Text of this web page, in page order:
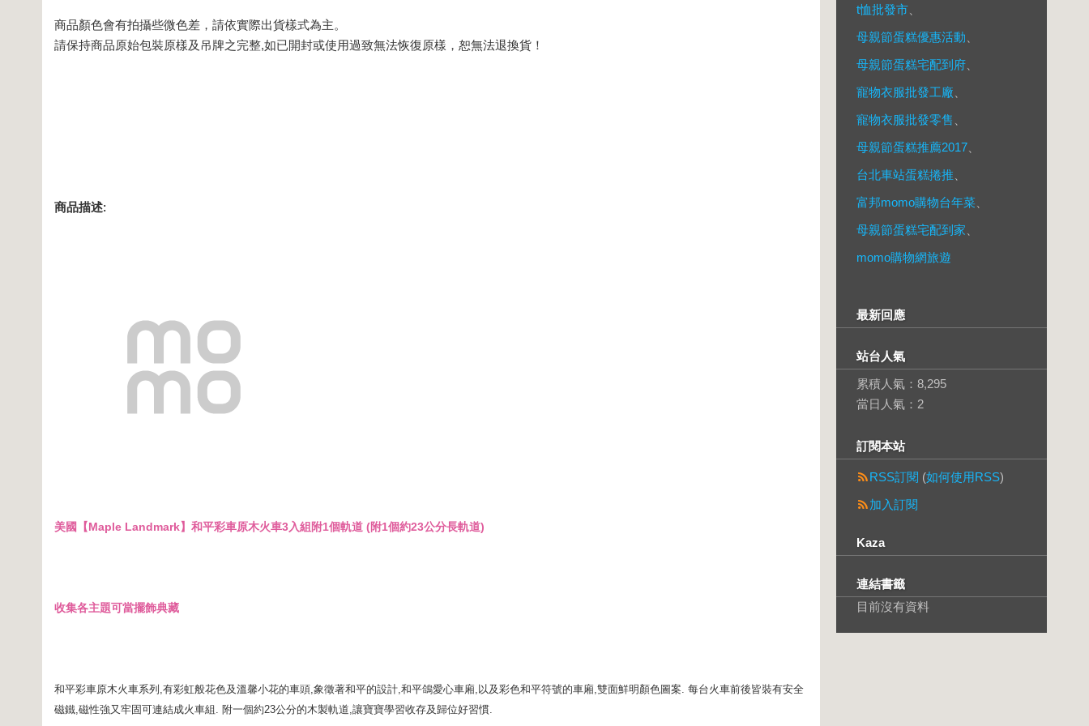
商品顏色會有拍攝些微色差，請依實際出貨樣式為主。
請保持商品原始包裝原樣及吊牌之完整,如已開封或使用過致無法恢復原樣，恕無法退換貨！
商品描述:
美國【Maple Landmark】和平彩車原木火車3入組附1個軌道 (附1個約23公分長軌道)
收集各主題可當擺飾典藏
和平彩車原木火車系列,有彩虹般花色及溫馨小花的車頭,象徵著和平的設計,和平鴿愛心車廂,以及彩色和平符號的車廂,雙面鮮明顏色圖案. 每台火車前後皆裝有安全
磁鐵,磁性強又牢固可連結成火車組. 附一個約23公分的木製軌道,讓寶寶學習收存及歸位好習慣.
t恤批發市
母親節蛋糕優惠活動
母親節蛋糕宅配到府
寵物衣服批發工廠
寵物衣服批發零售
母親節蛋糕推薦2017
台北車站蛋糕捲推
富邦momo購物台年菜
母親節蛋糕宅配到家
momo購物網旅遊
最新回應
站台人氣
累積人氣： 8,295
當日人氣： 2
訂閱本站
RSS訂閱 (如何使用RSS)
加入訂閱
Kaza
連結書籤
目前沒有資料